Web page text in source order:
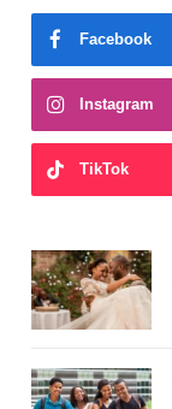
Facebook
Instagram
TikTok